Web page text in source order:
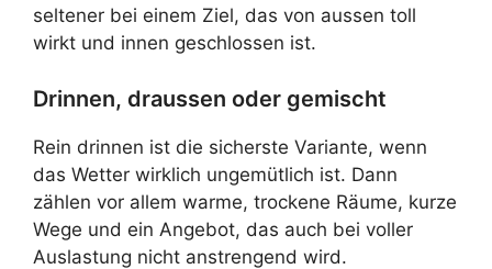
seltener bei einem Ziel, das von aussen toll
wirkt und innen geschlossen ist.
Drinnen, draussen oder gemischt
Rein drinnen ist die sicherste Variante, wenn
das Wetter wirklich ungemütlich ist. Dann
zählen vor allem warme, trockene Räume, kurze
Wege und ein Angebot, das auch bei voller
Auslastung nicht anstrengend wird.